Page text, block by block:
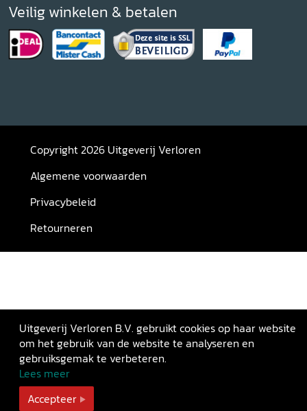
Veilig winkelen & betalen
Copyright 2026 Uitgeverij Verloren
Algemene voorwaarden
Privacybeleid
Retourneren
Uitgeverij Verloren B.V. gebruikt cookies op haar website
om het gebruik van de website te analyseren en
gebruiksgemak te verbeteren.
Lees meer
Accepteer